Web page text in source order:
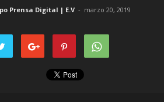
Prensa Digital | E.V - marzo 20, 2019